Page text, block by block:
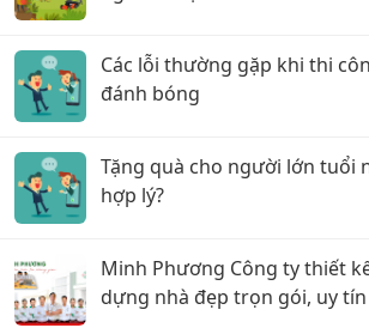
Các lỗi thường gặp khi thi
đánh bóng
Tặng quà cho người lớn tuổi
hợp lý?
Minh Phương Công ty thiết
dựng nhà đẹp trọn gói, uy